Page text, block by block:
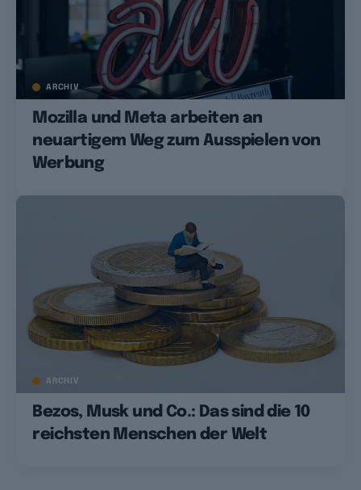
ARCHIV
Mozilla und Meta arbeiten an
neuartigem Weg zum Ausspielen von
Werbung
ARCHIV
Bezos, Musk und Co.: Das sind die 10
reichsten Menschen der Welt